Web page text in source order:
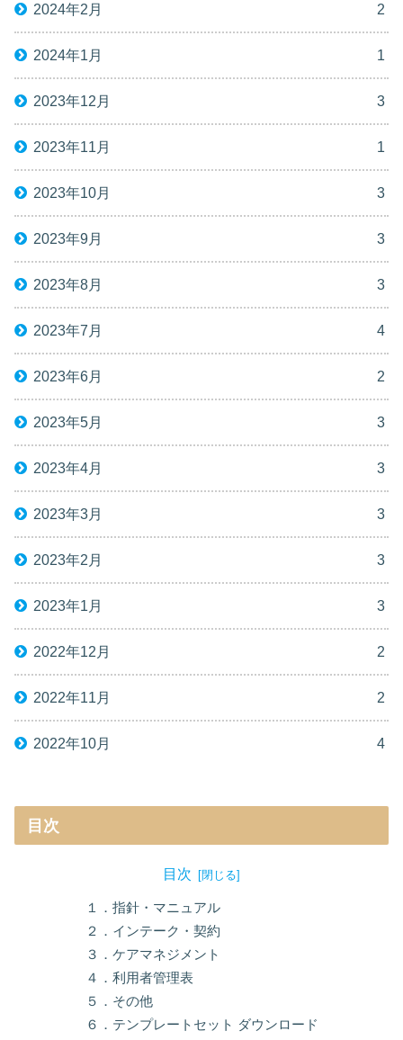
2024年2月 2
2024年1月 1
2023年12月 3
2023年11月 1
2023年10月 3
2023年9月 3
2023年8月 3
2023年7月 4
2023年6月 2
2023年5月 3
2023年4月 3
2023年3月 3
2023年2月 3
2023年1月 3
2022年12月 2
2022年11月 2
2022年10月 4
目次
目次
１．指針・マニュアル
２．インテーク・契約
３．ケアマネジメント
４．利用者管理表
５．その他
６．テンプレートセット ダウンロード